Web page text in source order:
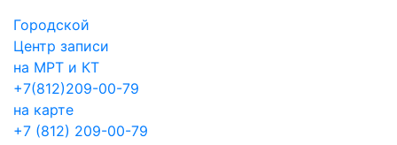
Городской
Центр записи
на МРТ и КТ
+7(812)209-00-79
на карте
+7 (812) 209-00-79